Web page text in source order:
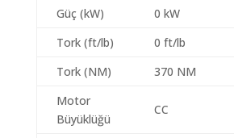
Güç (kW)
0 kW
Tork (ft/lb)
0 ft/lb
Tork (NM)
370 NM
Motor
Büyüklüğü
CC